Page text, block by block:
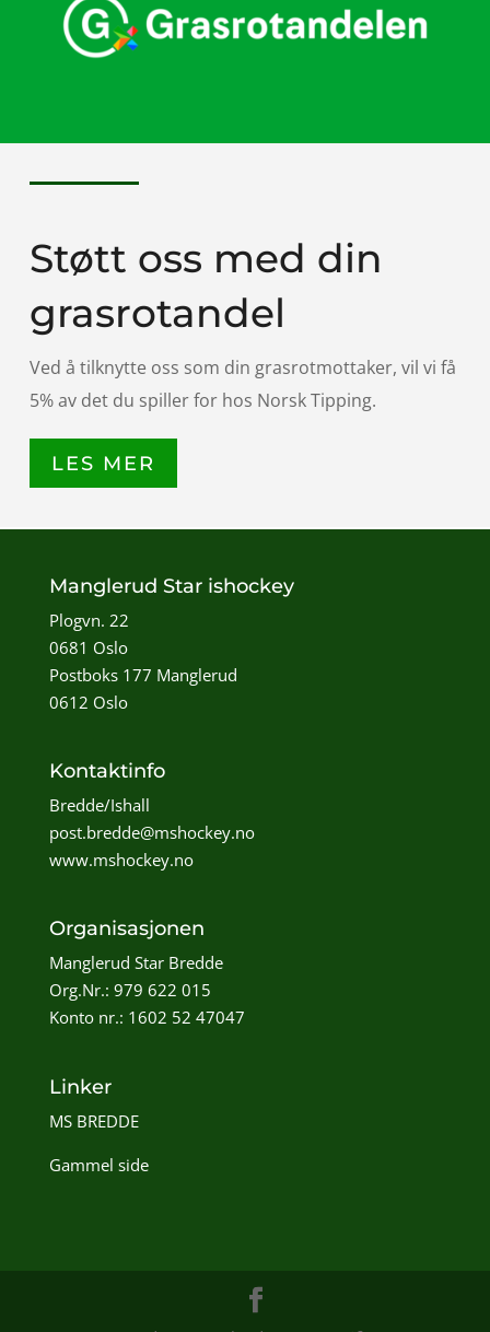
Støtt oss med din
grasrotandel
Ved å tilknytte oss som din grasrotmottaker, vil vi få
5% av det du spiller for hos Norsk Tipping.
LES MER
Manglerud Star ishockey
Plogvn. 22
0681 Oslo
Postboks 177 Manglerud
0612 Oslo
Kontaktinfo
Bredde/Ishall
post.bredde@mshockey.no
www.mshockey.no
Organisasjonen
Manglerud Star Bredde
Org.Nr.: 979 622 015
Konto nr.: 1602 52 47047
Linker
MS BREDDE
Gammel side